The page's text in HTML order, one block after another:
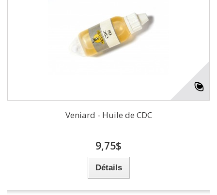
Veniard - Huile de CDC
9,75$
Détails